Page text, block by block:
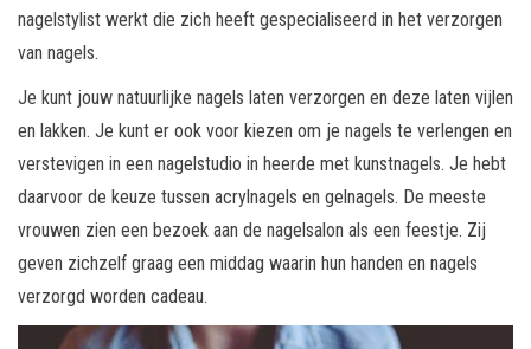
nagelstylist werkt die zich heeft gespecialiseerd in het verzorgen
van nagels.
Je kunt jouw natuurlijke nagels laten verzorgen en deze laten vijlen
en lakken. Je kunt er ook voor kiezen om je nagels te verlengen en
verstevigen in een nagelstudio in heerde met kunstnagels. Je hebt
daarvoor de keuze tussen acrylnagels en gelnagels. De meeste
vrouwen zien een bezoek aan de nagelsalon als een feestje. Zij
geven zichzelf graag een middag waarin hun handen en nagels
verzorgd worden cadeau.